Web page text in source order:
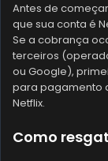
Antes de
que sua conta é
Se a cobrança
terceiros
ou Google),
para pagamento
Netflix.
Como